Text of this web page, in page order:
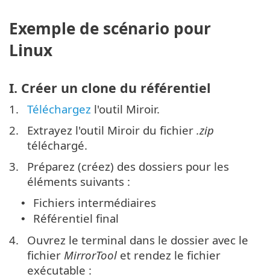
Exemple de scénario pour
Linux
I. Créer un clone du référentiel
1. Téléchargez l'outil Miroir.
2.
Extrayez l'outil Miroir du fichier .zip
téléchargé.
3.
Préparez (créez) des dossiers pour les
éléments suivants :
• Fichiers intermédiaires
•
Référentiel final
4.
Ouvrez le terminal dans le dossier avec le
fichier MirrorTool et rendez le fichier
exécutable :